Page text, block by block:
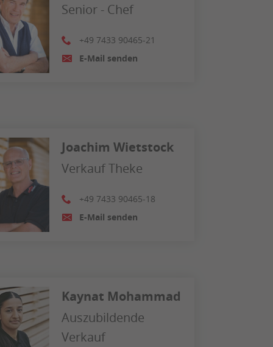
Senior - Chef
+49 7433 90465-21
E-Mail senden
Joachim Wietstock
Verkauf Theke
+49 7433 90465-18
E-Mail senden
Kaynat Mohammad
Auszubildende
Verkauf